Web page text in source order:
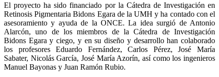
El proyecto ha sido financiado por la Cátedra de Investigación en
Retinosis Pigmentaria Bidons Egara de la UMH y ha contado con el
asesoramiento y ayuda de la ONCE. La idea surgió de Antonio
Alarcón, uno de los miembros de la Cátedra de Investigación
Bidons Egara y ciego, y en su diseño y desarrollo han colaborado
los profesores Eduardo Fernández, Carlos Pérez, José María
Sabater, Nicolás García, José María Azorín, así como los ingenieros
Manuel Bayonas y Juan Ramón Rubio.